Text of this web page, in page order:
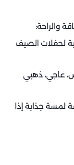
والراحة:
لحفلات الصيف
عاجي، ذهبي
لمسة جذابة إذا